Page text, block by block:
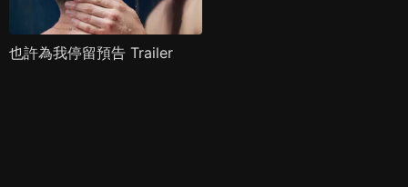
也許為我停留預告 Trailer